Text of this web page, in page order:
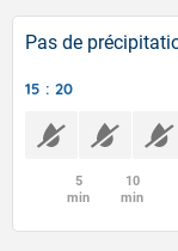
Pas de
15 : 20
5
min
10
min